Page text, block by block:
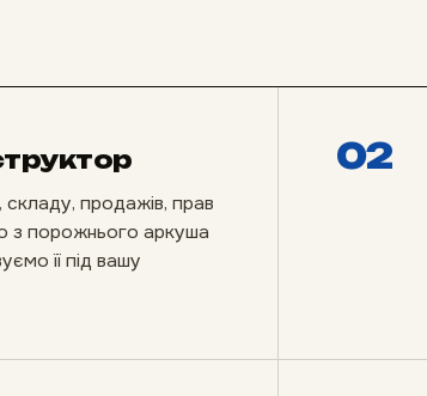
продажів, прав
з порожнього аркуша
її під вашу
02